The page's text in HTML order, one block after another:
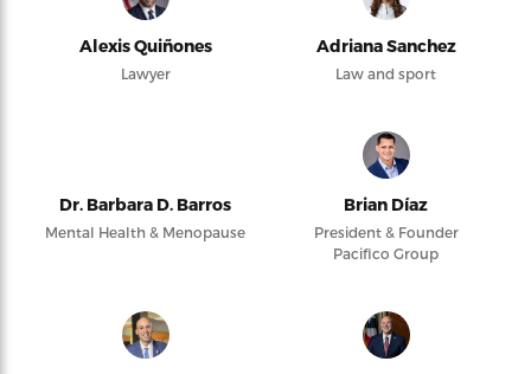
Alexis Quiñones
Lawyer
Adriana Sanchez
Law and sport
Dr. Barbara D. Barros
Mental Health & Menopause
Brian Díaz
President & Founder
Pacifico Group